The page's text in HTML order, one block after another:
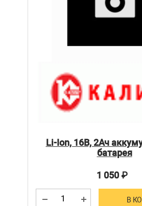
Li-Ion, 16В, 2Ач
батарея
1 050₽
В